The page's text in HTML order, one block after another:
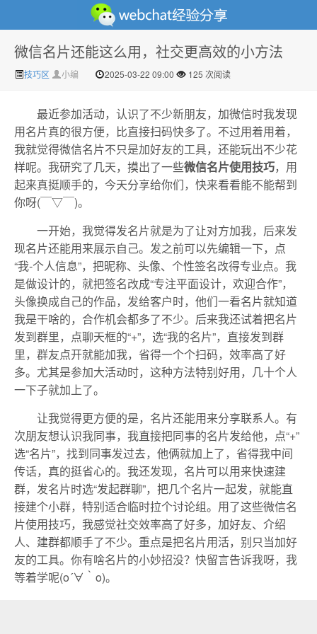
微信经验技巧分享网 - 2人共享实时位置怎么修改自己的
微信名片还能这么用，社交更高效的小方法
技巧区 小编 2025-03-22 09:00 125 次阅读
最近参加活动，认识了不少新朋友，加微信时我发现
用名片真的很方便，比直接扫码快多了。不过用着用着，
我就觉得微信名片不只是加好友的工具，还能玩出不少花
样呢。我研究了几天，摸出了一些微信名片使用技巧，用
起来真挺顺手的，今天分享给你们，快来看看能不能帮到
你呀(￣▽￣)。
一开始，我觉得发名片就是为了让对方加我，后来发
现名片还能用来展示自己。发之前可以先编辑一下，点
“我-个人信息”，把昵称、头像、个性签名改得专业点。我
是做设计的，就把签名改成“专注平面设计，欢迎合作”，
头像换成自己的作品，发给客户时，他们一看名片就知道
我是干啥的，合作机会都多了不少。后来我还试着把名片
发到群里，点聊天框的“+”，选“我的名片”，直接发到群
里，群友点开就能加我，省得一个个扫码，效率高了好
多。尤其是参加大活动时，这种方法特别好用，几十个人
一下子就加上了。
让我觉得更方便的是，名片还能用来分享联系人。有
次朋友想认识我同事，我直接把同事的名片发给他，点“+”
选“名片”，找到同事发过去，他俩就加上了，省得我中间
传话，真的挺省心的。我还发现，名片可以用来快速建
群，发名片时选“发起群聊”，把几个名片一起发，就能直
接建个小群，特别适合临时拉个讨论组。用了这些微信名
片使用技巧，我感觉社交效率高了好多，加好友、介绍
人、建群都顺手了不少。重点是把名片用活，别只当加好
友的工具。你有啥名片的小妙招没？快留言告诉我呀，我
等着学呢(o´∀｀o)。